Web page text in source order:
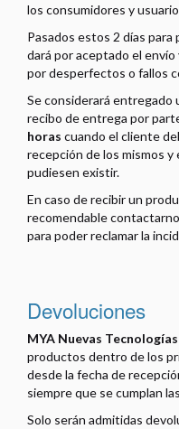
los consumidores y
Pasados estos 2 días
dará por aceptado el
por desperfectos o fallos
Se considerará entregado
recibo de entrega por
horas cuando el cliente
recepción de los mismos
pudiesen existir.
En caso de recibir un
recomendable
para poder reclamar la
Devoluciones
MYA Nuevas Tecnologías
productos dentro de los
desde la fecha de
siempre que se cumplan
Solo serán admitidas